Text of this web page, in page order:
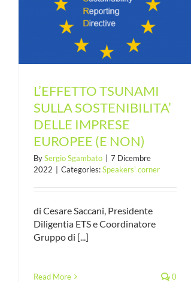
L’EFFETTO TSUNAMI
SULLA SOSTENIBILITA’
DELLE IMPRESE
EUROPEE (E NON)
BySergio Sgambato
7 Dicembre
2022
Categories:Speakers' corner
di Cesare Saccani, Presidente
Diligentia ETS e Coordinatore
Gruppo di [...]
Read More 0
Orsenigo: Diligentia è strategica
per i temi ESG della sostenibilità